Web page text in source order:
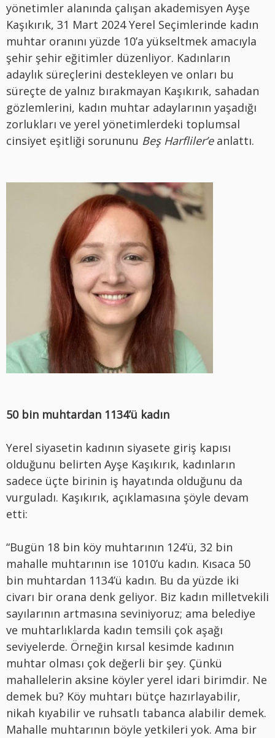
yönetimler alanında çalışan akademisyen Ayşe
Kaşıkırık, 31 Mart 2024 Yerel Seçimlerinde kadın
muhtar oranını yüzde 10’a yükseltmek amacıyla
şehir şehir eğitimler düzenliyor. Kadınların
adaylık süreçlerini destekleyen ve onları bu
süreçte de yalnız bırakmayan Kaşıkırık, sahadan
gözlemlerini, kadın muhtar adaylarının yaşadığı
zorlukları ve yerel yönetimlerdeki toplumsal
cinsiyet eşitliği sorununu Beş Harfliler’eanlattı.
50 bin muhtardan 1134’ü kadın
Yerel siyasetin kadının siyasete giriş kapısı
olduğunu belirten Ayşe Kaşıkırık, kadınların
sadece üçte birinin iş hayatında olduğunu da
vurguladı. Kaşıkırık, açıklamasına şöyle devam
etti:
“Bugün 18 bin köy muhtarının 124’ü, 32 bin
mahalle muhtarının ise 1010’u kadın. Kısaca 50
bin muhtardan 1134’ü kadın. Bu da yüzde iki
civarı bir orana denk geliyor. Biz kadın milletvekili
sayılarının artmasına seviniyoruz; ama belediye
ve muhtarlıklarda kadın temsili çok aşağı
seviyelerde. Örneğin kırsal kesimde kadının
muhtar olması çok değerli bir şey. Çünkü
mahallelerin aksine köyler yerel idari birimdir. Ne
demek bu? Köy muhtarı bütçe hazırlayabilir,
nikah kıyabilir ve ruhsatlı tabanca alabilir demek.
Mahalle muhtarının böyle yetkileri yok. Ama bir